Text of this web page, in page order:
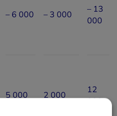
– 6 000 – 3 000
– 13
000
5 000 2 000
12
000